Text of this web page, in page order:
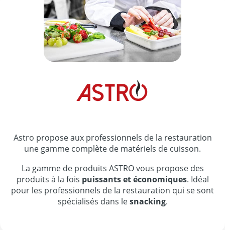
Astro propose aux professionnels de la restauration
une gamme complète de matériels de cuisson.
La gamme de produits ASTRO vous propose des
produits à la fois puissants et économiques. Idéal
pour les professionnels de la restauration qui se sont
spécialisés dans lesnacking.